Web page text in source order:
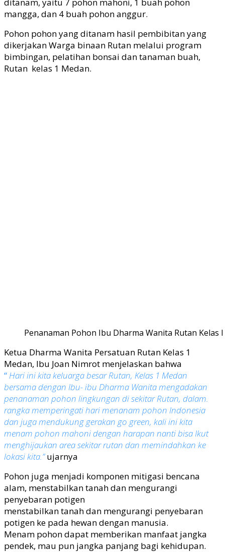
mangga, dan 4 buah pohon anggur.
Pohon pohon yang ditanam hasil pembibitan yang
dikerjakan Warga binaan Rutan melalui program
bimbingan, pelatihan bonsai dan tanaman buah,
Rutan kelas 1 Medan.
Penanaman Pohon Ibu Dharma Wanita Rutan Kelas
Ketua Dharma Wanita Persatuan Rutan Kelas 1
Medan, Ibu Joan Nimrot menjelaskan bahwa
“ Hari ini kita keluarga besar Rutan, Kelas 1 Medan
bersama dengan Ibu- ibu Dharma Wanita mengadakan
penanaman pohon lingkungan di sekitar Rutan, dalam.
rangka memperingati hari menanam pohon Indonesia
dan juga mendukunggerakan go green, kali ini kita
menam pohon mahoni dengan harapan nanti bisa Ikut
menghijaukan area sekitar rutan dan memindahkan ke
lokasi kita.”ujarnya
Pohon juga menjadi komponen mitigasi bencana
alam, menstabilkan tanah dan mengurangi
penyebaran potigen
menstabilkan tanah dan mengurangi penyebaran
potigen ke pada hewandengan manusia.
Menam pohon dapat memberikan manfaat jangka
pendek, mau pun jangka panjang bagi kehidupan.